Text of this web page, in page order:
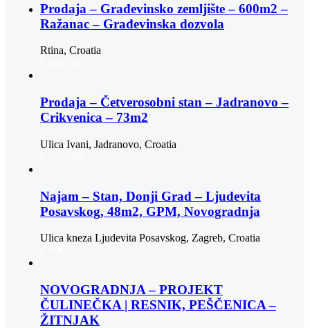
Prodaja – Građevinsko zemljište – 600m2 –
Ražanac – Građevinska dozvola
Rtina, Croatia
Prodaja – Četverosobni stan – Jadranovo –
Crikvenica – 73m2
Ulica Ivani, Jadranovo, Croatia
Najam – Stan, Donji Grad – Ljudevita
Posavskog, 48m2, GPM, Novogradnja
Ulica kneza Ljudevita Posavskog, Zagreb, Croatia
NOVOGRADNJA – PROJEKT
ČULINEČKA | RESNIK, PEŠČENICA –
ŽITNJAK